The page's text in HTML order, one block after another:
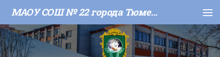
Skip to content МАОУ СОШ № 22 города Тюмени